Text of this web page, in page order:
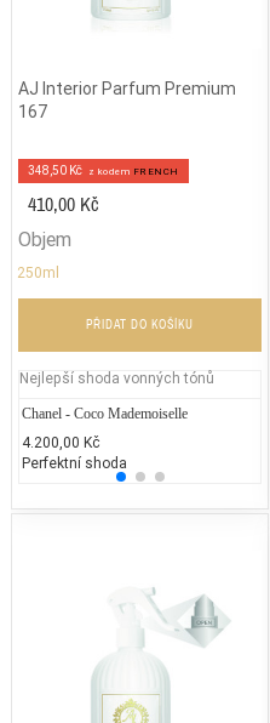
AJ Interior Parfum Premium
167
348,50 Kč z kodem FRENCH
410,00 Kč
Objem
250ml
PŘIDAT DO KOŠÍKU
Nejlepší shoda vonných tónů
Chanel - Coco Mademoiselle
4.200,00 Kč
Perfektní shoda